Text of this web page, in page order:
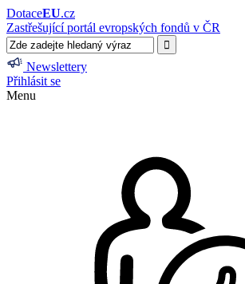
DotaceEU.cz
Zastřešující portál evropských fondů v ČR
Newslettery
Přihlásit se
Menu